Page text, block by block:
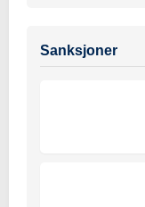
Sanksjoner